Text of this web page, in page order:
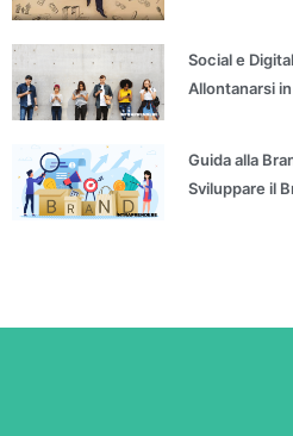
Social e
Allontanarsi
Guida alla
Sviluppare il